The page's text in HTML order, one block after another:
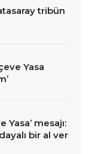
tribün
Yasa
Yasa’ mesajı:
bir al ver